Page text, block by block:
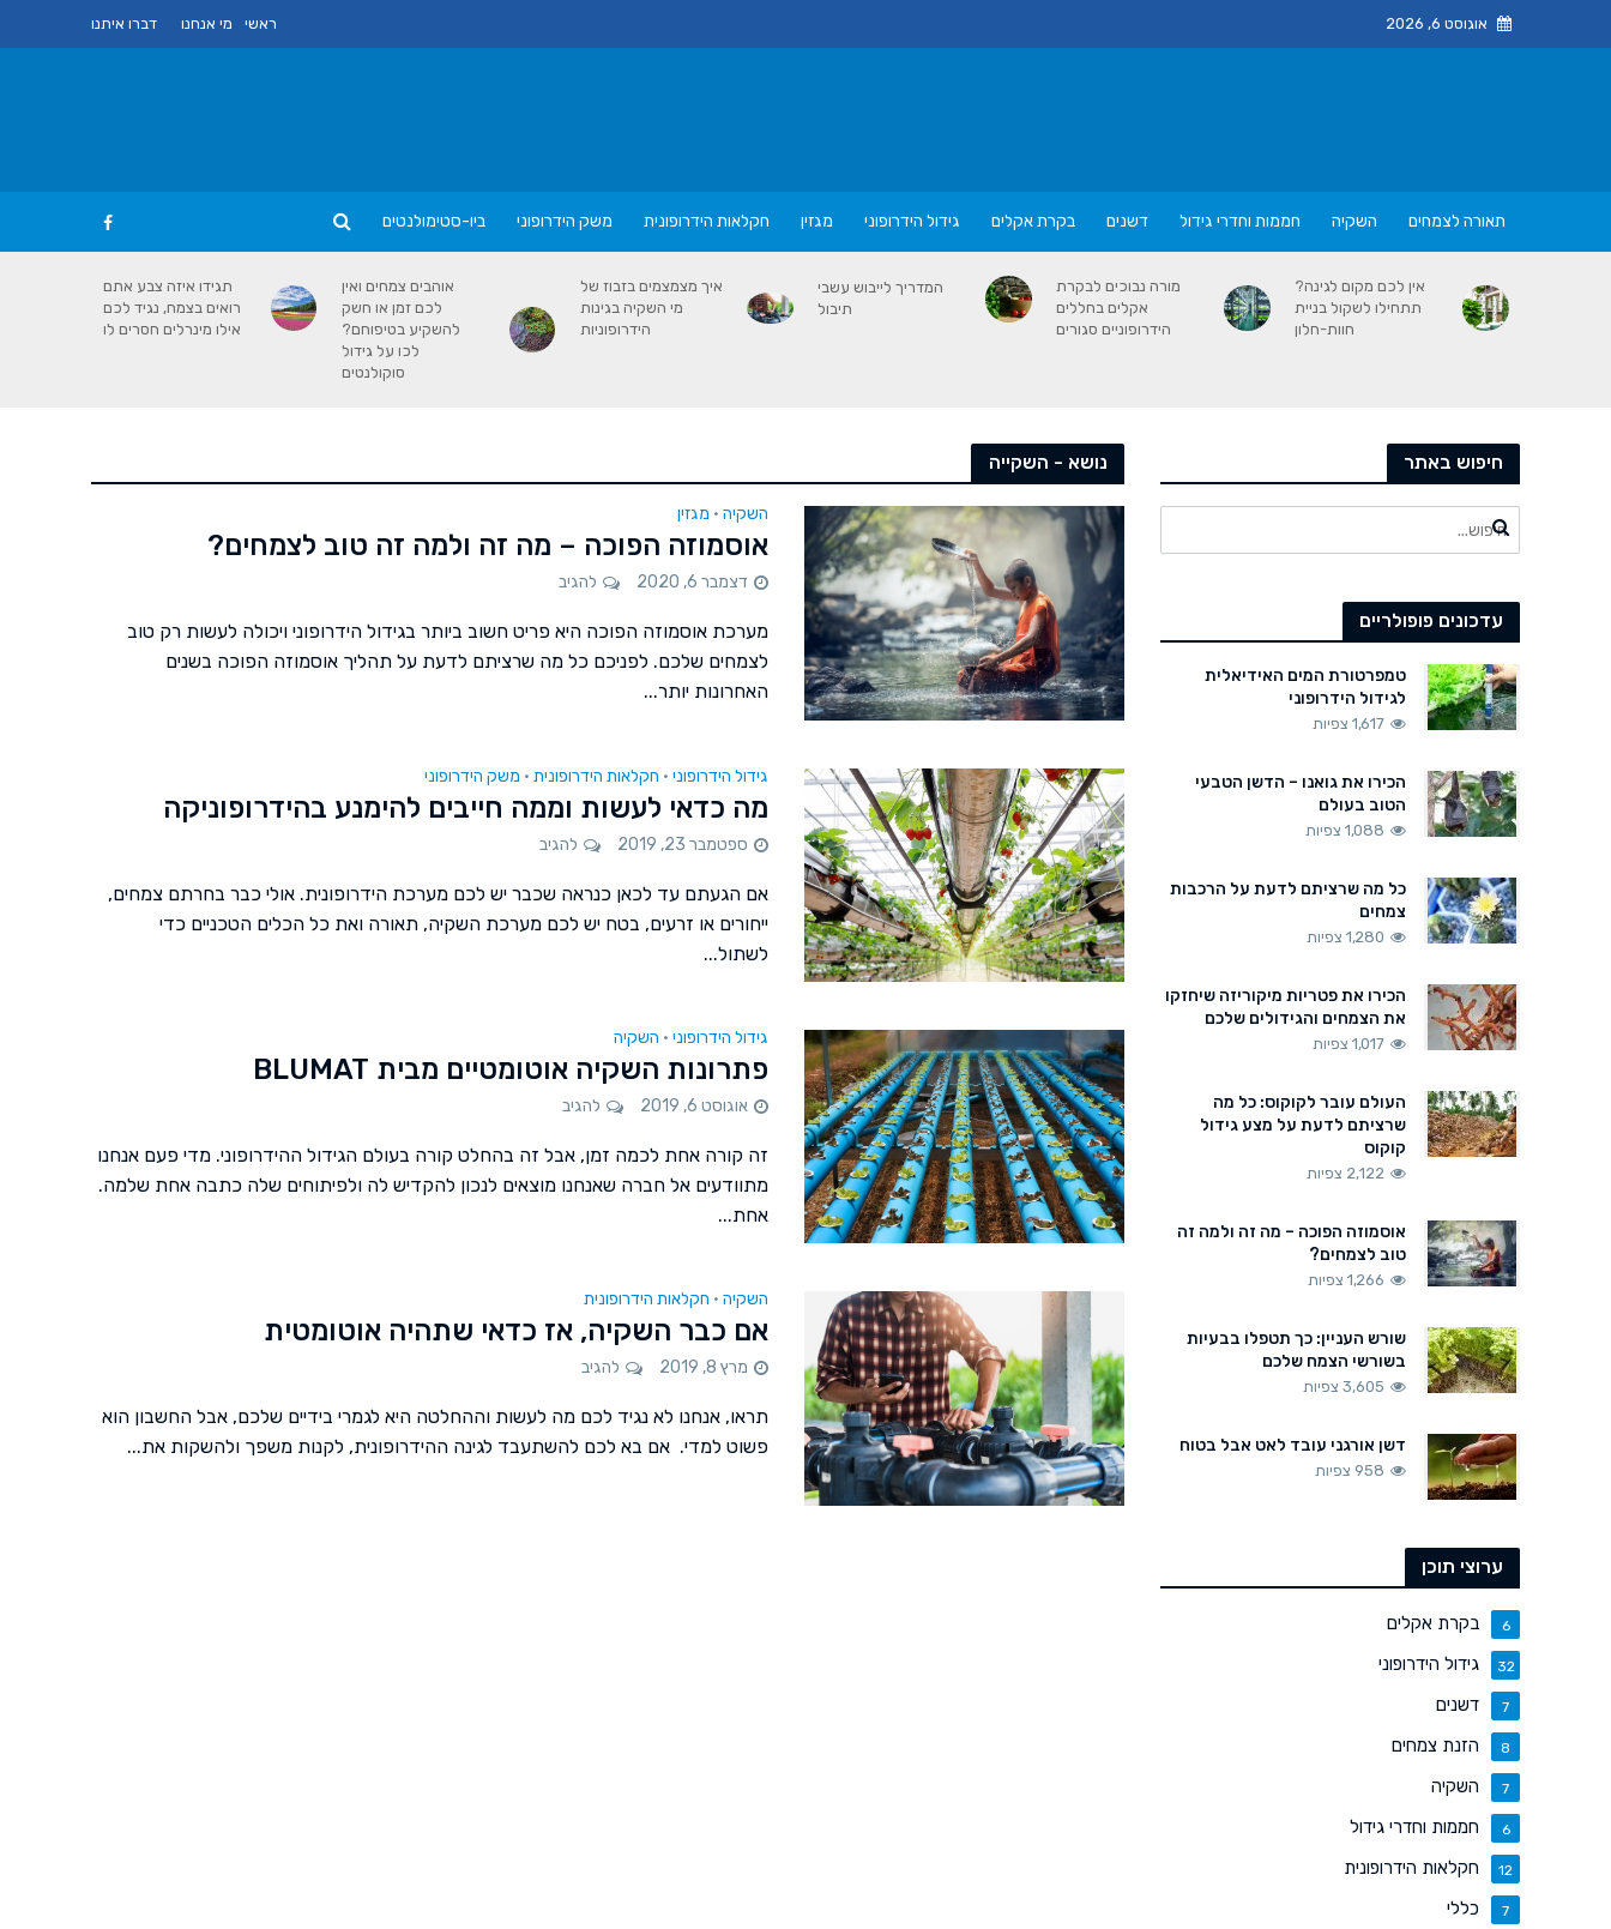
ראשי מי אנחנו דברו איתנו אוגוסט 6, 2026
תאורה לצמחים השקיה חממות וחדרי גידול דשנים בקרת אקלים גידול הידרופוני מגזין חקלאות הידרופונית משק הידרופוני ביו-סטימולנטים
אין לכם מקום לגינה?
תתחילו לשקול בניית
חוות-חלון
מורה נבוכים לבקרת
אקלים בחללים
הידרופוניים סגורים
המדריך לייבוש עשבי
תיבול
איך מצמצמים בזבוז של
מי השקיה בגינות
הידרופוניות
אוהבים צמחים ואין
לכם זמן או חשק
להשקיע בטיפוחם?
לכו על גידול
סוקולנטים
תגידו איזה צבע אתם
רואים בצמח, נגיד לכם
אילו מינרלים חסרים לו
נושא - השקייה
השקיה • מגזין
אוסמוזה הפוכה – מה זה ולמה זה טוב לצמחים?
דצמבר 6, 2020 להגיב
מערכת אוסמוזה הפוכה היא פריט חשוב ביותר בגידול הידרופוני ויכולה לעשות רק טוב
לצמחים שלכם. לפניכם כל מה שרציתם לדעת על תהליך אוסמוזה הפוכה בשנים
האחרונות יותר...
גידול הידרופוני • חקלאות הידרופונית • משק הידרופוני
מה כדאי לעשות וממה חייבים להימנע בהידרופוניקה
ספטמבר 23, 2019 להגיב
אם הגעתם עד לכאן כנראה שכבר יש לכם מערכת הידרופונית. אולי כבר בחרתם צמחים,
ייחורים או זרעים, בטח יש לכם מערכת השקיה, תאורה ואת כל הכלים הטכניים כדי
לשתול...
גידול הידרופוני • השקיה
פתרונות השקיה אוטומטיים מבית BLUMAT
אוגוסט 6, 2019 להגיב
זה קורה אחת לכמה זמן, אבל זה בהחלט קורה בעולם הגידול ההידרופוני. מדי פעם אנחנו
מתוודעים אל חברה שאנחנו מוצאים לנכון להקדיש לה ולפיתוחים שלה כתבה אחת שלמה.
אחת...
השקיה • חקלאות הידרופונית
אם כבר השקיה, אז כדאי שתהיה אוטומטית
מרץ 8, 2019 להגיב
תראו, אנחנו לא נגיד לכם מה לעשות וההחלטה היא לגמרי בידיים שלכם, אבל החשבון הוא
פשוט למדי. אם בא לכם להשתעבד לגינה ההידרופונית, לקנות משפך ולהשקות את...
חיפוש באתר
עדכונים פופולריים
טמפרטורת המים האידיאלית
לגידול הידרופוני
1,617 צפיות
הכירו את גואנו – הדשן הטבעי
הטוב בעולם
1,088 צפיות
כל מה שרציתם לדעת על הרכבות
צמחים
1,280 צפיות
הכירו את פטריות מיקוריזה שיחזקו
את הצמחים והגידולים שלכם
1,017 צפיות
העולם עובר לקוקוס: כל מה
שרציתם לדעת על מצע גידול
קוקוס
2,122 צפיות
אוסמוזה הפוכה – מה זה ולמה זה
טוב לצמחים?
1,266 צפיות
שורש העניין: כך תטפלו בבעיות
בשורשי הצמח שלכם
3,605 צפיות
דשן אורגני עובד לאט אבל בטוח
958 צפיות
ערוצי תוכן
בקרת אקלים 6
גידול הידרופוני 32
דשנים 7
הזנת צמחים 8
השקיה 7
חממות וחדרי גידול 6
חקלאות הידרופונית 12
כללי 7